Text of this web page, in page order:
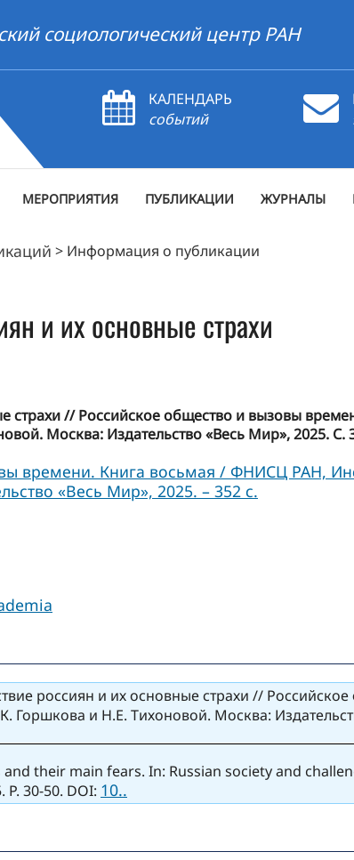
социологический центр РАН
КАЛЕНДАРЬ
событий
МЕРОПРИЯТИЯ ПУБЛИКАЦИИ ЖУРНАЛЫ
> Информация о публикации
и их основные страхи
страхи // Российское общество и вызовы
Москва: Издательство «Весь Мир», 2025. С.
времени. Книга восьмая / ФНИСЦ РАН,
«Весь Мир», 2025. – 352 с.
россиян и их основные страхи //
и Н.Е. Тихоновой. Москва:
and their main fears. In: Russian society and
30-50. DOI: 10..